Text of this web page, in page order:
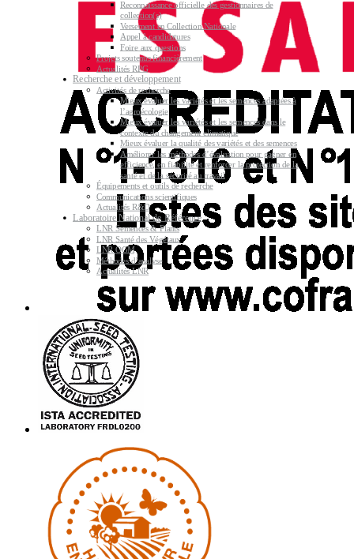
Reconnaissance officielle des gestionnaires de
collection(s)
Versement en Collection Nationale
Appel à candidatures
Foire aux questions
Projets soutenus financièrement
Actualités RPG
Recherche et développement
Activités de recherche
Mieux évaluer les variétés et les semences adaptées à
l’agroécologie
Mieux évaluer les variétés et les semences dans le
contexte du changement climatique
Mieux évaluer la qualité des variétés et des semences
Améliorer les méthodes d’évaluation pour gagner en
efficience, en fiabilité et renforcer la protection de la
santé et de la sécurité au travail
Équipements et outils de recherche
Communications scientifiques
Actualités R&D
Laboratoire National de Référence
LNR Semences & Plants
LNR Santé des Végétaux
LNR OGM
Méthodes d’analyse
Actualités LNR